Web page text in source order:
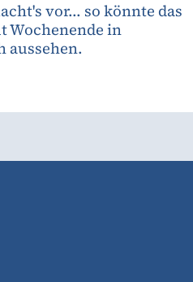
vor... so könnte das
Wochenende in
aussehen.